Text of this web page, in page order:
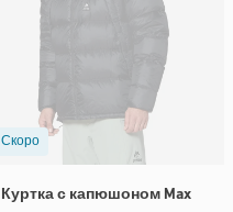
Скоро
Куртка с капюшоном Max